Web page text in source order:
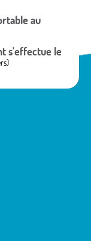
au
s'effectue le